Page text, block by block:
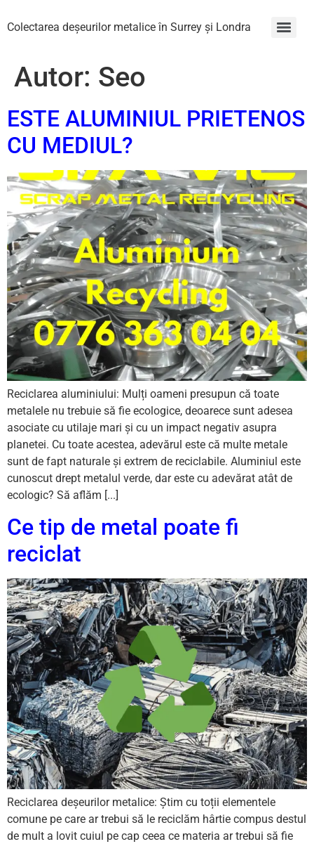
Colectarea deșeurilor metalice în Surrey și Londra
Autor: Seo
ESTE ALUMINIUL PRIETENOS
CU MEDIUL?
Reciclarea aluminiului: Mulți oameni presupun că toate
metalele nu trebuie să fie ecologice, deoarece sunt adesea
asociate cu utilaje mari și cu un impact negativ asupra
planetei. Cu toate acestea, adevărul este că multe metale
sunt de fapt naturale și extrem de reciclabile. Aluminiul este
cunoscut drept metalul verde, dar este cu adevărat atât de
ecologic? Să aflăm [...]
Ce tip de metal poate fi
reciclat
Reciclarea deșeurilor metalice: Știm cu toții elementele
comune pe care ar trebui să le reciclăm hârtie compus destul
de mult a lovit cuiul pe cap ceea ce materia ar trebui să fie